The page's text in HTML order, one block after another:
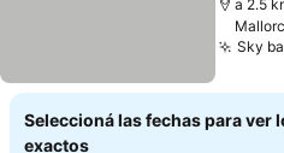
a 2.5
Sky
Seleccioná las fechas para ver
exactos